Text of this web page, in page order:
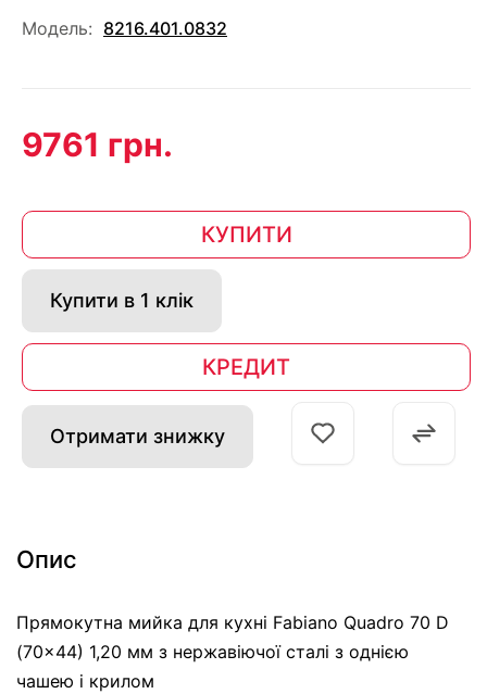
Модель: 8216.401.0832
9761 грн.
КУПИТИ
Купити в 1 клік
КРЕДИТ
Отримати знижку
Опис
Прямокутна мийка для кухні Fabiano Quadro 70 D
(70x44) 1,20 мм з нержавіючої сталі з однією
чашею і крилом